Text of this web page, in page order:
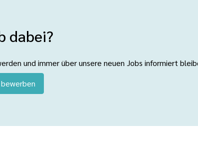
dabei?
und immer über unsere neuen Jobs informiert